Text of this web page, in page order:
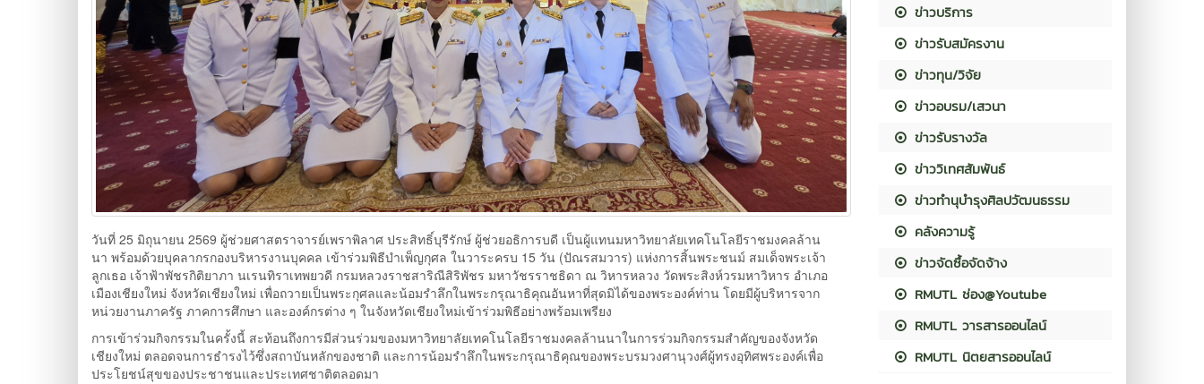
วันที่ 25 มิถุนายน 2569 ผู้ช่วยศาสตราจารย์เพราพิลาศ ประสิทธิ์บุรีรักษ์ ผู้ช่วยอธิการบดี เป็นผู้แทนมหาวิทยาลัยเทคโนโลยีราชมงคลล้าน
นา พร้อมด้วยบุคลากรกองบริหารงานบุคคล เข้าร่วมพิธีบำเพ็ญกุศล ในวาระครบ 15 วัน (ปัณรสมวาร) แห่งการสิ้นพระชนม์ สมเด็จพระเจ้า
ลูกเธอ เจ้าฟ้าพัชรกิติยาภา นเรนทิราเทพยวดี กรมหลวงราชสาริณีสิริพัชร มหาวัชรราชธิดา ณ วิหารหลวง วัดพระสิงห์วรมหาวิหาร อำเภอ
เมืองเชียงใหม่ จังหวัดเชียงใหม่ เพื่อถวายเป็นพระกุศลและน้อมรำลึกในพระกรุณาธิคุณอันหาที่สุดมิได้ของพระองค์ท่าน โดยมีผู้บริหารจาก
หน่วยงานภาครัฐ ภาคการศึกษา และองค์กรต่าง ๆ ในจังหวัดเชียงใหม่เข้าร่วมพิธีอย่างพร้อมเพรียง
การเข้าร่วมกิจกรรมในครั้งนี้ สะท้อนถึงการมีส่วนร่วมของมหาวิทยาลัยเทคโนโลยีราชมงคลล้านนาในการร่วมกิจกรรมสำคัญของจังหวัด
เชียงใหม่ ตลอดจนการธำรงไว้ซึ่งสถาบันหลักของชาติ และการน้อมรำลึกในพระกรุณาธิคุณของพระบรมวงศานุวงศ์ผู้ทรงอุทิศพระองค์เพื่อ
ประโยชน์สุขของประชาชนและประเทศชาติตลอดมา
ข่าวบริการ
ข่าวรับสมัครงาน
ข่าวทุน/วิจัย
ข่าวอบรม/เสวนา
ข่าวรับรางวัล
ข่าววิเทศสัมพันธ์
ข่าวทำนุบำรุงศิลปวัฒนธรรม
คลังความรู้
ข่าวจัดซื้อจัดจ้าง
RMUTL ช่อง@Youtube
RMUTL วารสารออนไลน์
RMUTL นิตยสารออนไลน์